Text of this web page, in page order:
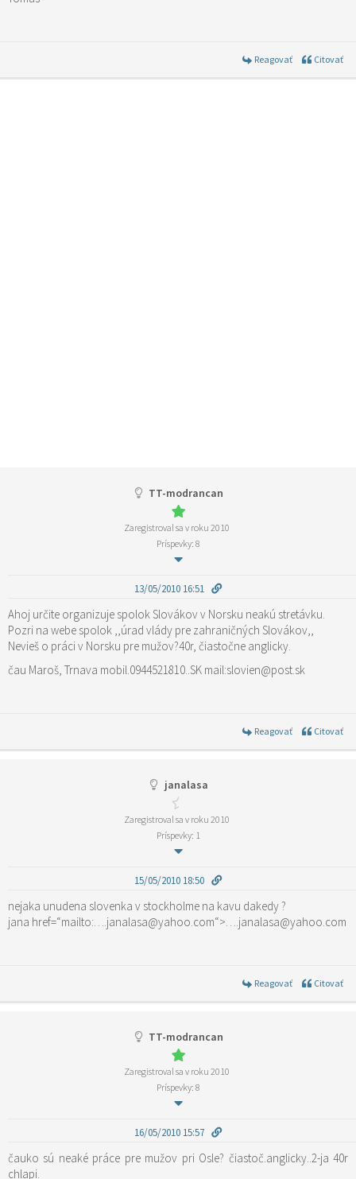
Reagovať Citovať
TT-modrancan
Zaregistroval sa v roku 2010
Príspevky: 8
13/05/2010 16:51
Ahoj určite organizuje spolok Slovákov v Norsku neakú stretávku.
Pozri na webe spolok ,,úrad vlády pre zahraničných Slovákov,,
Nevieš o práci v Norsku pre mužov?40r, čiastočne anglicky.
čau Maroš, Trnava mobil.0944521810..SK mail:slovien@post.sk
Reagovať Citovať
janalasa
Zaregistroval sa v roku 2010
Príspevky: 1
15/05/2010 18:50
nejaka unudena slovenka v stockholme na kavu dakedy ?
jana href=“mailto:….janalasa@yahoo.com“>….janalasa@yahoo.com
Reagovať Citovať
TT-modrancan
Zaregistroval sa v roku 2010
Príspevky: 8
16/05/2010 15:57
čauko sú neaké práce pre mužov pri Osle? čiastoč.anglicky..2-ja 40r
chlapi.